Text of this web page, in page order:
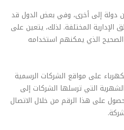
دولة إلى أخرى، وفي بعض الدول قد
المختلفة. لذلك، يتعين على
الصحيح الذي يمكنهم استخدامه
على مواقع الشركات الرسمية
الشهرية التي ترسلها الشركات إلى
على هذا الرقم من خلال الاتصال